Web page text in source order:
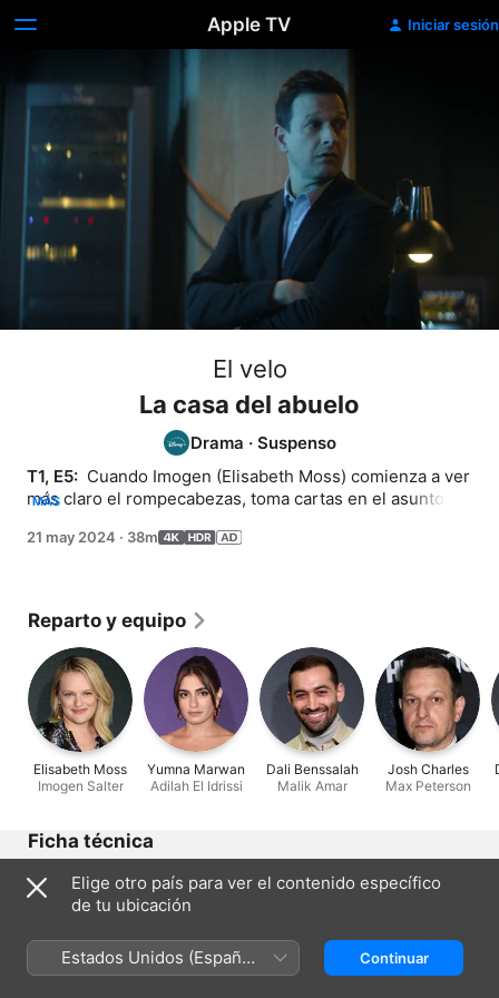
Apple TV Iniciar sesión
El velo
La casa del abuelo
Drama · Suspenso
T1, E5: Cuando Imogen (Elisabeth Moss) comienza a ver
más claro el rompecabezas, toma cartas en el asunto.
mientras Emir (Alec Secareanu) presiona a Adilah
MÁS
21 may 2024 · 38m
Reparto y equipo
Elisabeth Moss
Imogen Salter
Yumna Marwan
Adilah El Idrissi
Dali Benssalah
Malik Amar
Josh Charles
Max Peterson
Ficha técnica
Lanzamiento
2024
38 min
Elige otro país para ver el contenido específico
de tu ubicación
Estados Unidos (Español
México)
Continuar